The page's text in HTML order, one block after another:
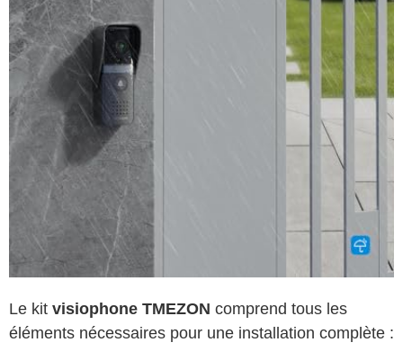
Le kit visiophone TMEZON comprend tous les
éléments nécessaires pour une installation complète :